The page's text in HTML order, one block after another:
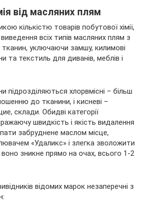
від масляних плям
кількістю товарів побутової хімії,
всіх типів масляних плям з
уключаючи замшу, килимові
та текстиль для диванів, меблів і
підрозділяються хлорвмісні – більш
до тканини, і кисневі –
склади. Обидві категорії
швидкість і якість видалення
забруднене маслом місце,
«Удаликс» і злегка зволожити
зникне прямо на очах, всього 1-2
відомих марок незаперечні з